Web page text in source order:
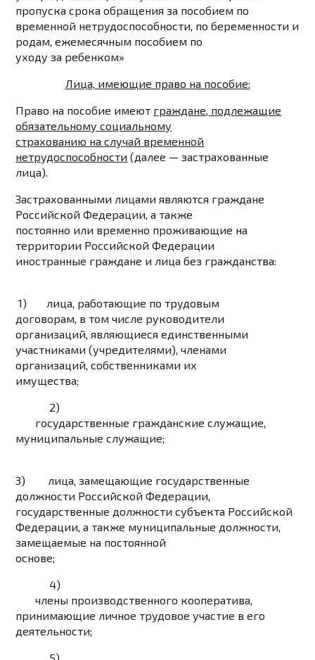
пропуска срока обращения за пособием по
временной нетрудоспособности, по беременности и
родам, ежемесячным пособием по
уходу за ребенком»
Лица, имеющие право на пособие:
Право на пособие имеют граждане, подлежащие
обязательному социальному
страхованию на случай временной
нетрудоспособности (далее — застрахованные
лица).
Застрахованными лицами являются граждане
Российской Федерации, а также
постоянно или временно проживающие на
территории Российской Федерации
иностранные граждане и лица без гражданства:
1) лица, работающие по трудовым
договорам, в том числе руководители
организаций, являющиеся единственными
участниками (учредителями), членами
организаций, собственниками их
имущества;
2)
государственные гражданские служащие,
муниципальные служащие;
3) лица, замещающие государственные
должности Российской Федерации,
государственные должности субъекта Российской
Федерации, а также муниципальные должности,
замещаемые на постоянной
основе;
4)
члены производственного кооператива,
принимающие личное трудовое участие в его
деятельности;